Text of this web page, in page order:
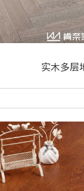
实木多层